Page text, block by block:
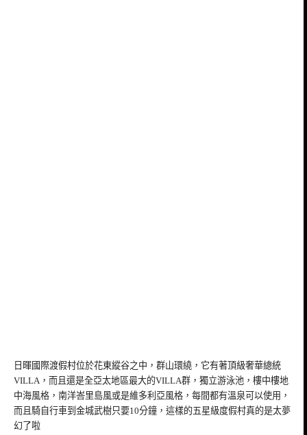
日暉國際渡假村位於花東縱谷之中，群山環繞，它有著頂級奢華總統
VILLA，而且還是全亞太地區最大的VILLA群，獨立游泳池，樓中樓地
中海風格，南洋峇里島風或是維多利亞風格，每間都有溫泉可以使用，
而且騎自行車到金城武樹只要10分鐘，這樣的五星級度假村真的是太夢
幻了啦